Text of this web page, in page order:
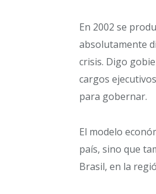
En 2002 se
absolutamente
crisis. Digo
cargos
para gobernar.
El modelo
país, sino que
Brasil, en la